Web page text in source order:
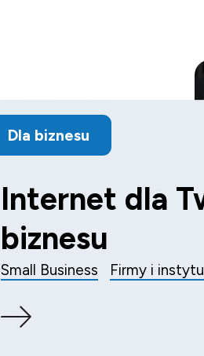
Dla biznesu
Internet dla
biznesu
Small Business Firmy i